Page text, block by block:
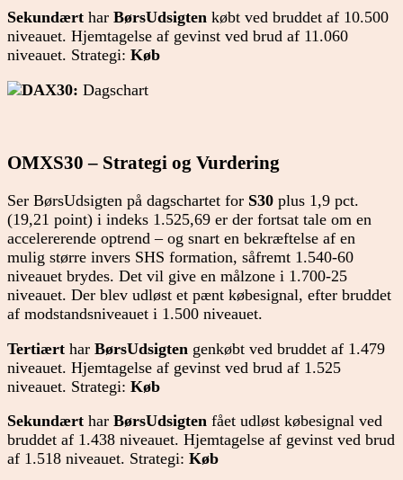
Sekundært har BørsUdsigten købt ved bruddet af 10.500
niveauet. Hjemtagelse af gevinst ved brud af 11.060
niveauet. Strategi: Køb
DAX30: Dagschart
OMXS30 – Strategi og Vurdering
Ser BørsUdsigten på dagschartet for S30 plus 1,9 pct.
(19,21 point) i indeks 1.525,69 er der fortsat tale om en
accelererende optrend – og snart en bekræftelse af en
mulig større invers SHS formation, såfremt 1.540-60
niveauet brydes. Det vil give en målzone i 1.700-25
niveauet. Der blev udløst et pænt købesignal, efter bruddet
af modstandsniveauet i 1.500 niveauet.
Tertiært har BørsUdsigten genkøbt ved bruddet af 1.479
niveauet. Hjemtagelse af gevinst ved brud af 1.525
niveauet. Strategi: Køb
Sekundært har BørsUdsigten fået udløst købesignal ved
bruddet af 1.438 niveauet. Hjemtagelse af gevinst ved brud
af 1.518 niveauet. Strategi: Køb